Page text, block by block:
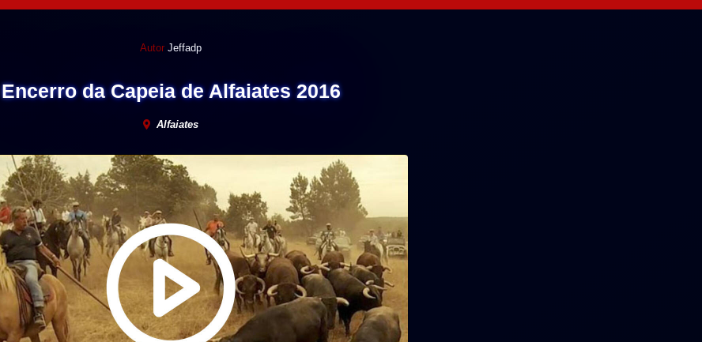
Autor Jeffadp
Encerro da Capeia de Alfaiates 2016
Alfaiates